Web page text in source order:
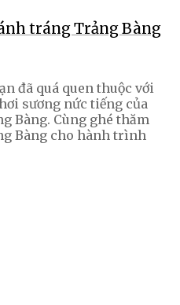
tráng Trảng Bàng
đã quá quen thuộc với
sương nức tiếng của
Bàng. Cùng ghé thăm
Bàng cho hành trình